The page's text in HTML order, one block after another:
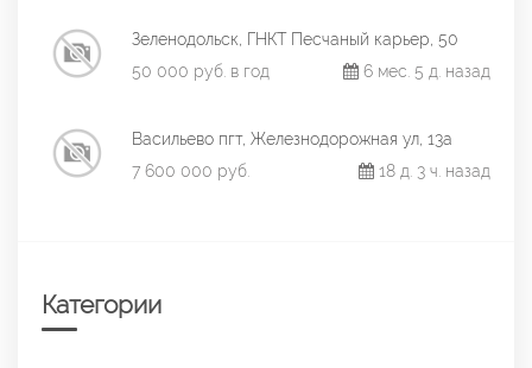
Зеленодольск, ГНКТ Песчаный карьер, 50
50 000 руб. в год
6 мес. 5 д. назад
Васильево пгт, Железнодорожная ул, 13а
7 600 000 руб.
18 д. 3 ч. назад
Категории